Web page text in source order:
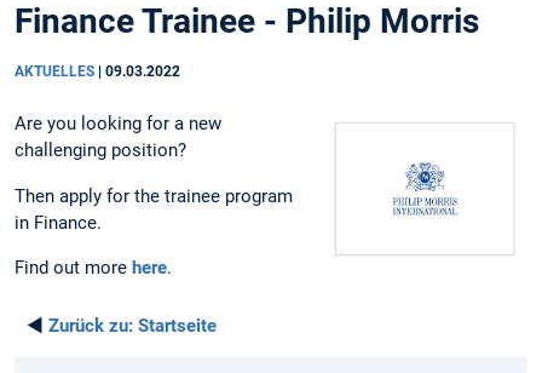
Finance Trainee - Philip Morris
AKTUELLES 09.03.2022
Are you looking for a new
challenging position?
Then apply for the trainee program
in Finance.
Find out more here.
◄ Zurück zu: Startseite